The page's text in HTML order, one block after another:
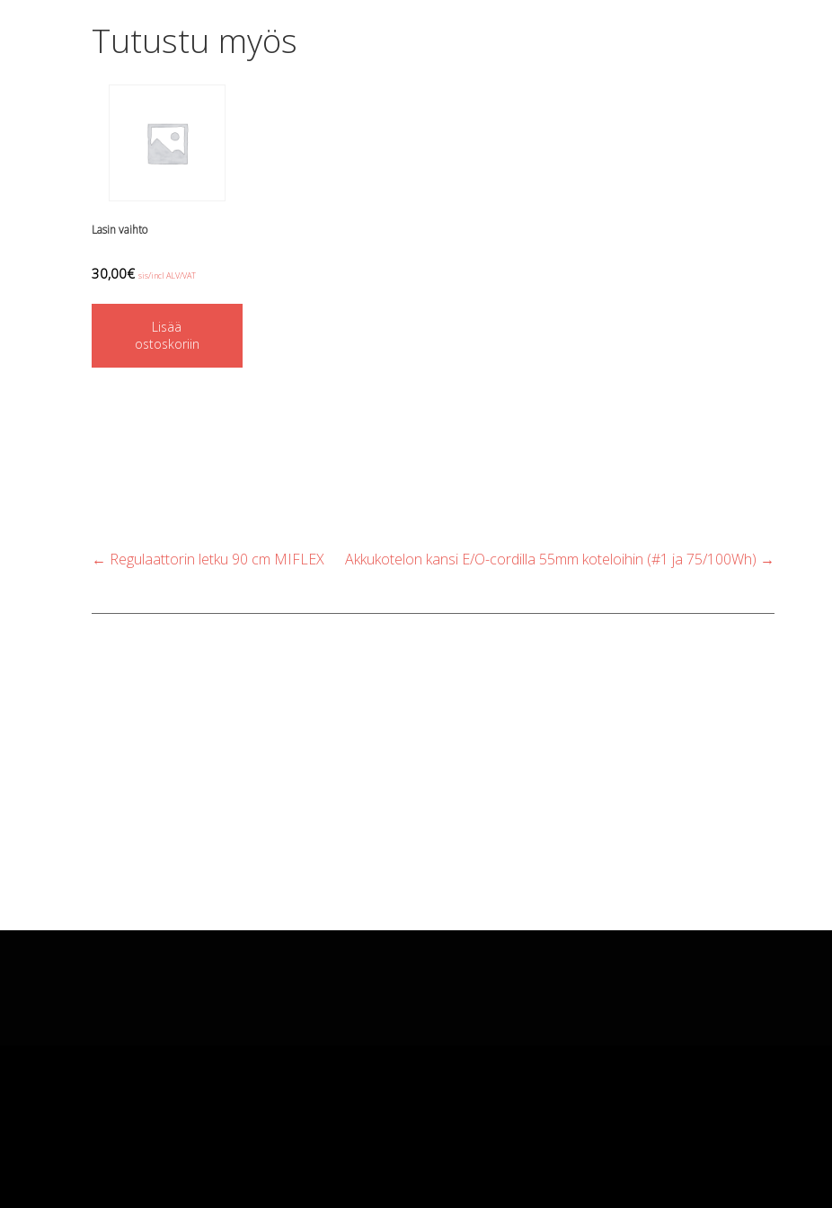
Tutustu myös
Lasin vaihto
30,00€ sis/incl ALV/VAT
Lisää
ostoskoriin
Post
← Regulaattorin letku 90 cm MIFLEX Akkukotelon kansi E/O-cordilla 55mm koteloihin (#1 ja 75/100Wh) →